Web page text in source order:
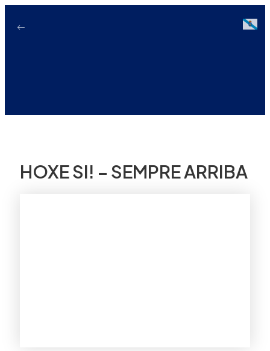
HOXE SI! – SEMPRE ARRIBA